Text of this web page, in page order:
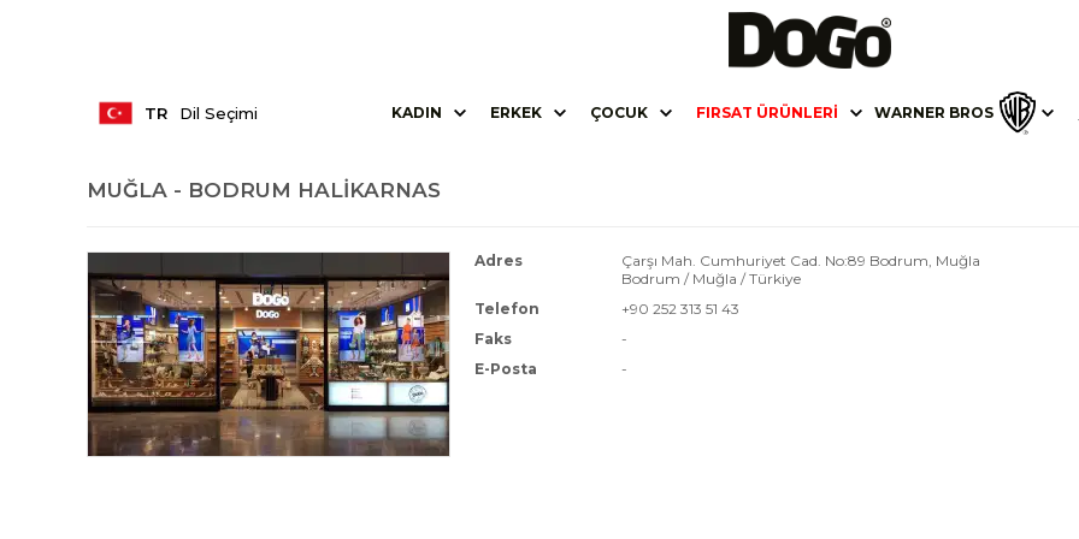
TR Dil Seçimi KADIN ERKEK ÇOCUK FIRSAT ÜRÜNLERI WARNER BROS
MUĞLA - BODRUM HALIKARNAS
Adres
Çarşı Mah. Cumhuriyet Cad. No:89 Bodrum, Muğla
Bodrum / Muğla / Türkiye
Telefon
+90 252 313 51 43
Faks
-
E-Posta
-